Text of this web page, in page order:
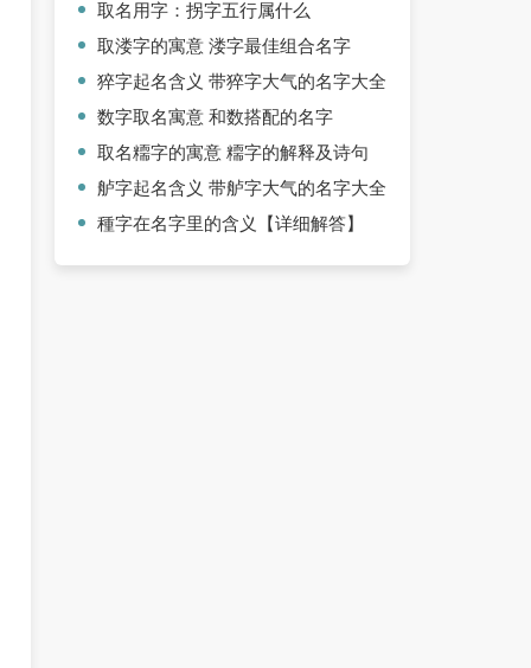
取名用字：拐字五行属什么
取溇字的寓意 溇字最佳组合名字
猝字起名含义 带猝字大气的名字大全
数字取名寓意 和数搭配的名字
取名糥字的寓意 糥字的解释及诗句
舻字起名含义 带舻字大气的名字大全
種字在名字里的含义【详细解答】